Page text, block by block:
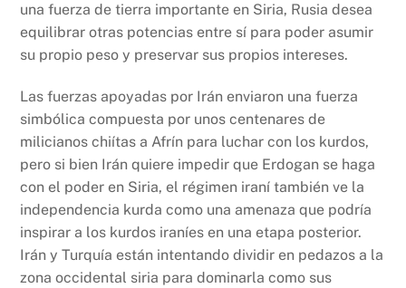
una fuerza de tierra importante en Siria, Rusia desea
equilibrar otras potencias entre sí para poder asumir
su propio peso y preservar sus propios intereses.
Las fuerzas apoyadas por Irán enviaron una fuerza
simbólica compuesta por unos centenares de
milicianos chiítas a Afrín para luchar con los kurdos,
pero si bien Irán quiere impedir que Erdogan se haga
con el poder en Siria, el régimen iraní también ve la
independencia kurda como una amenaza que podría
inspirar a los kurdos iraníes en una etapa posterior.
Irán y Turquía están intentando dividir en pedazos a la
zona occidental siria para dominarla como sus